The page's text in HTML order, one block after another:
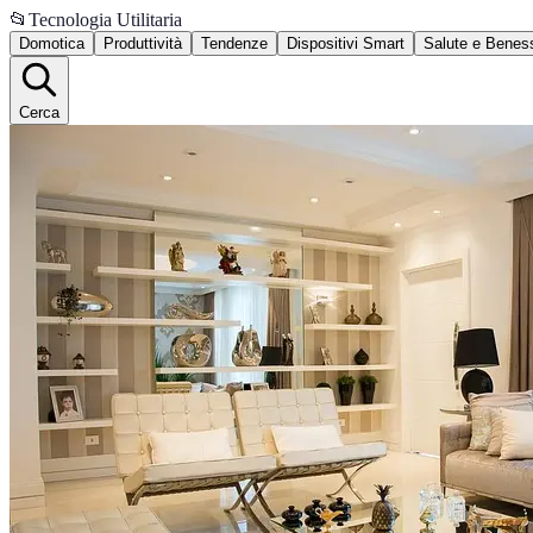
📂 Tecnologia Utilitaria
Domotica Produttività Tendenze Dispositivi Smart Salute e
Cerca